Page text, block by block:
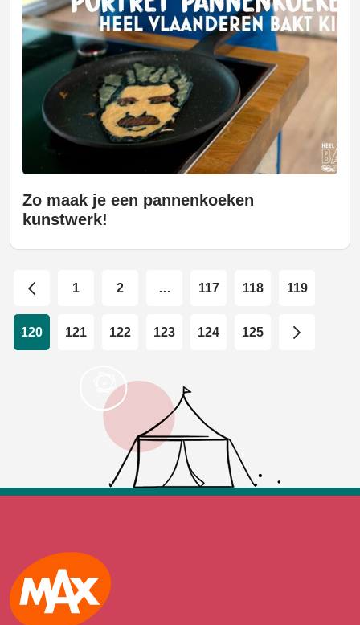
Zo maak je een pannenkoeken
kunstwerk!
1 2 … 117 118 119
120 121 122 123 124 125
Max